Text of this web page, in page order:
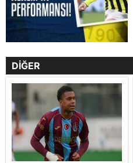
DİĞER